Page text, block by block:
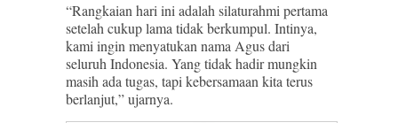
“Rangkaian hari ini adalah silaturahmi pertama
setelah cukup lama tidak berkumpul. Intinya,
kami ingin menyatukan nama Agus dari
seluruh Indonesia. Yang tidak hadir mungkin
masih ada tugas, tapi kebersamaan kita terus
berlanjut,” ujarnya.